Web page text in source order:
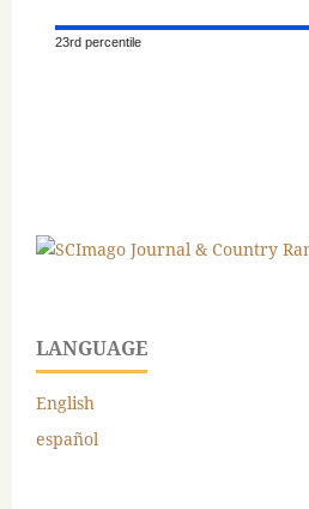
23rd percentile
LANGUAGE
English
español